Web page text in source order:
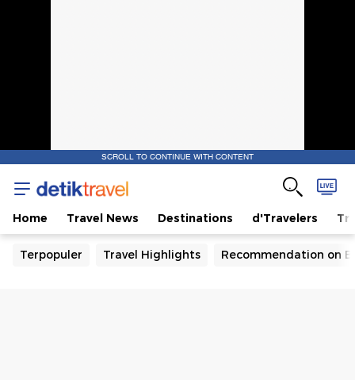
SCROLL TO CONTINUE WITH CONTENT
Home Travel News Destinations d'Travelers
Terpopuler Travel Highlights Recommendation on